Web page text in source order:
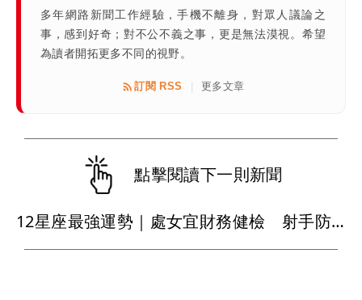
多年網路新聞工作經驗，手機不離身，對眾人議論之
事，感到好奇；對不公不義之事，更是無法漠視。希望
為讀者開拓更多不同的視野。
訂閱 RSS 更多文章
點擊閱讀下一則新聞
12星座最強運勢｜處女宜財務健檢 射手防運動傷害 巨蟹職場入佳境